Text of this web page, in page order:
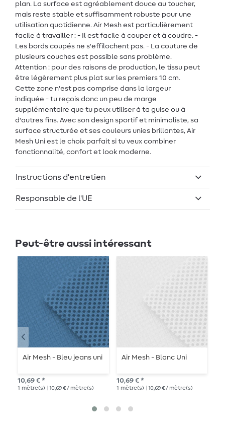
plan. La surface est agréablement douce au toucher,
mais reste stable et suffisamment robuste pour une
utilisation quotidienne. Air Mesh est particulièrement
facile à travailler : - Il est facile à couper et à coudre. -
Les bords coupés ne s'effilochent pas. - La couture de
plusieurs couches est possible sans problème.
Attention : pour des raisons de production, le tissu peut
être légèrement plus plat sur les premiers 10 cm.
Cette zone n'est pas comprise dans la largeur
indiquée - tu reçois donc un peu de marge
supplémentaire que tu peux utiliser à ta guise ou à
d'autres fins. Avec son design sportif et minimaliste, sa
surface structurée et ses couleurs unies brillantes, Air
Mesh Uni est le choix parfait si tu veux combiner
fonctionnalité, confort et look moderne.
Instructions d'entretien
Responsable de l'UE
Peut-être aussi intéressant
Air Mesh - Bleu jeans uni
10,69 € *
1 mètre(s) | 10,69 € / mètre(s)
Air Mesh - Blanc Uni
10,69 € *
1 mètre(s) | 10,69 € / mètre(s)